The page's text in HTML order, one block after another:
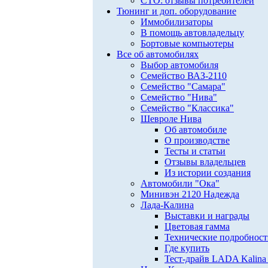
Тюнинг и доп. оборудование
Иммобилизаторы
В помощь автовладельцу
Бортовые компьютеры
Все об автомобилях
Выбор автомобиля
Семейство ВАЗ-2110
Семейство "Самара"
Семейство "Нива"
Семейство "Классика"
Шевроле Нива
Об автомобиле
О производстве
Тесты и статьи
Отзывы владельцев
Из истории создания
Автомобили "Ока"
Минивэн 2120 Надежда
Лада-Калина
Выставки и награды
Цветовая гамма
Технические
Где купить
Тест-драйв LADA Kalina